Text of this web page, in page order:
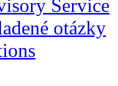
Service
otázky